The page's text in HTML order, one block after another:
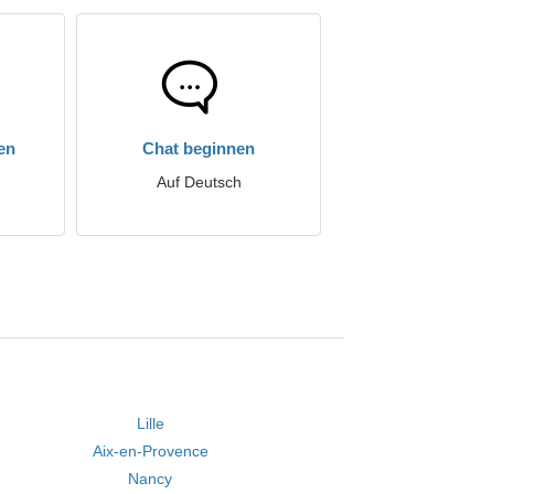
Chat beginnen
Auf Deutsch
Lille
Aix-en-Provence
Nancy